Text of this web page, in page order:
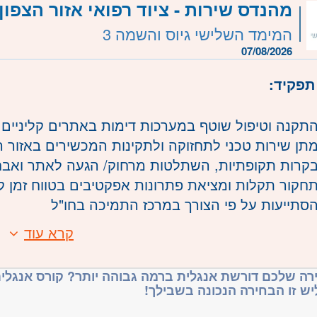
- תל אביב, פתח תקווה, רמת גן וגבעתיים, בקעת
מהנדס שירות - ציוד רפואי אזור הצפון
המימד השלישי גיוס והשמה 3
07/08/2026
תפקיד:
התקנה וטיפול שוטף במערכות דימות באתרים
מתן שירות טכני לתחזוקה ולתקינות המכשירים באזור
תקופתיות, השתלטות מרחוק/ הגעה לאתר
תחקור תקלות ומציאת פתרונות אפקטיבים בטווח זמן
הסתייעות על פי הצורך במרכז התמיכה בחו"ל
אחריות מקצועית ותקציבית להזמנות חלקי חילוף
עבודה משתנות בהתאם לצרכי הלקוח, לעיתים
השנה (שבוע בחודש)
אחריות לשביעות רצון הלקוחות בתחום האחריות
מהנדס. עדיפות למהנדס חשמל ואלקטרוניקה או
קרא עוד
שלכם דורשת אנגלית ברמה גבוהה יותר? קורס
זו הבחירה הנכונה בשבילך!